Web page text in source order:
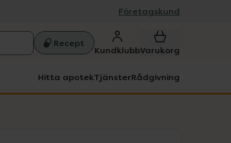
Företagskund
Recept
KundklubbVarukorg
Hitta apotekTjänsterRådgivning